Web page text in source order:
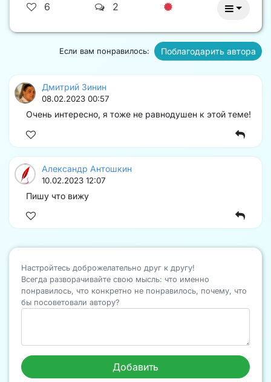
6 2
Если вам понравилось: Поблагодарить автора
Дмитрий Зинин
08.02.2023 00:57
Очень интересно, я тоже не равнодушен к этой теме!
Александр Антошкин
10.02.2023 12:07
Пишу что вижу
Настройтесь доброжелательно друг к другу!
Всегда разворачивайте свою мысль: что именно
понравилось, что конкретно не понравилось, почему, что
бы посоветовали автору?